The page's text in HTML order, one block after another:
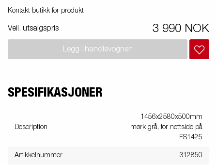
Kontakt butikk for produkt
Veil. utsalgspris 3 990 NOK
Legg i handlevognen
SPESIFIKASJONER
Description
1456x2580x500mm
mørk grå, for nettside på
FS1425
Artikkelnummer 312850